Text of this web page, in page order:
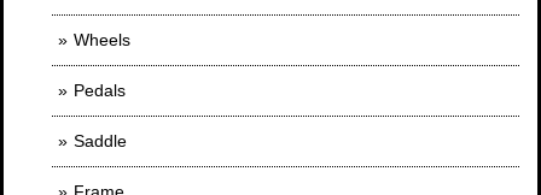
Wheels
Pedals
Saddle
Frame